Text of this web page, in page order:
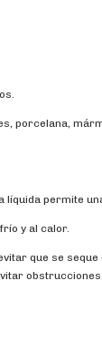
porcelana,
líquida permite
y al calor.
que se
obstrucciones.